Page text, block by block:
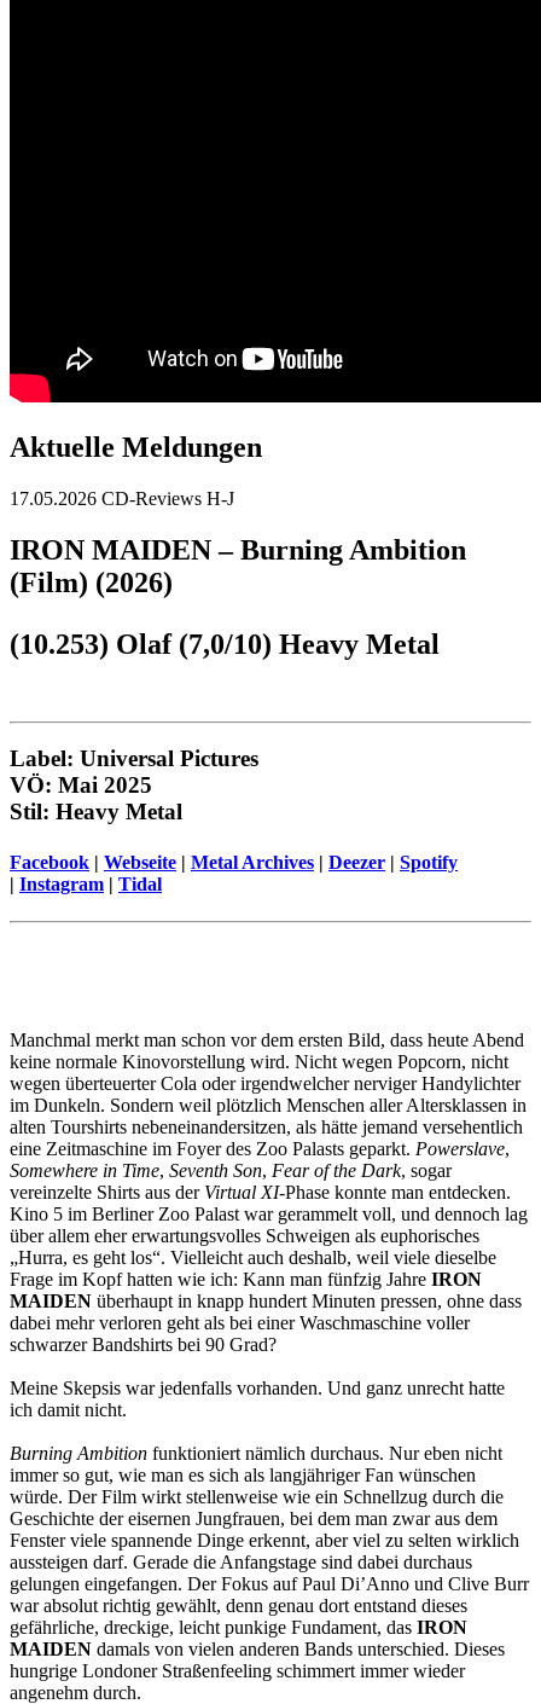
Aktuelle Meldungen
17.05.2026 CD-Reviews H-J
IRON MAIDEN – Burning Ambition
(Film) (2026)
(10.253) Olaf (7,0/10) Heavy Metal
Label: Universal Pictures
VÖ: Mai 2025
Stil: Heavy Metal
Facebook | Webseite | Metal Archives | Deezer | Spotify
| Instagram | Tidal
Manchmal merkt man schon vor dem ersten Bild, dass heute Abend
keine normale Kinovorstellung wird. Nicht wegen Popcorn, nicht
wegen überteuerter Cola oder irgendwelcher nerviger Handylichter
im Dunkeln. Sondern weil plötzlich Menschen aller Altersklassen in
alten Tourshirts nebeneinandersitzen, als hätte jemand versehentlich
eine Zeitmaschine im Foyer des Zoo Palasts geparkt. Powerslave,
Somewhere in Time, Seventh Son, Fear of the Dark, sogar
vereinzelte Shirts aus der Virtual XI-Phase konnte man entdecken.
Kino 5 im Berliner Zoo Palast war gerammelt voll, und dennoch lag
über allem eher erwartungsvolles Schweigen als euphorisches
„Hurra, es geht los“. Vielleicht auch deshalb, weil viele dieselbe
Frage im Kopf hatten wie ich: Kann man fünfzig Jahre IRON
MAIDEN überhaupt in knapp hundert Minuten pressen, ohne dass
dabei mehr verloren geht als bei einer Waschmaschine voller
schwarzer Bandshirts bei 90 Grad?
Meine Skepsis war jedenfalls vorhanden. Und ganz unrecht hatte
ich damit nicht.
Burning Ambition funktioniert nämlich durchaus. Nur eben nicht
immer so gut, wie man es sich als langjähriger Fan wünschen
würde. Der Film wirkt stellenweise wie ein Schnellzug durch die
Geschichte der eisernen Jungfrauen, bei dem man zwar aus dem
Fenster viele spannende Dinge erkennt, aber viel zu selten wirklich
aussteigen darf. Gerade die Anfangstage sind dabei durchaus
gelungen eingefangen. Der Fokus auf Paul Di’Anno und Clive Burr
war absolut richtig gewählt, denn genau dort entstand dieses
gefährliche, dreckige, leicht punkige Fundament, das IRON
MAIDEN damals von vielen anderen Bands unterschied. Dieses
hungrige Londoner Straßenfeeling schimmert immer wieder
angenehm durch.